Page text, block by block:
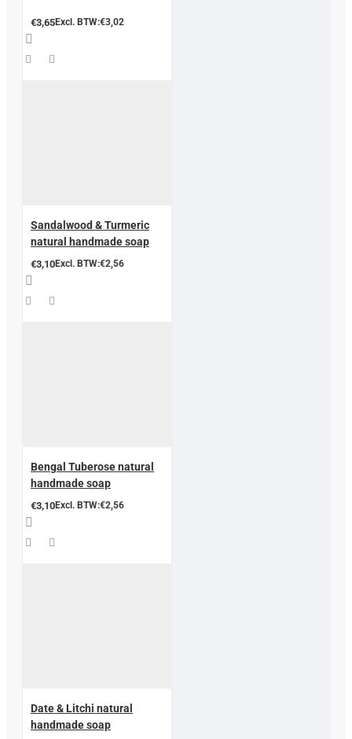
€3,65Excl. BTW:€3,02
Sandalwood & Turmeric
natural handmade soap
€3,10Excl. BTW:€2,56
Bengal Tuberose natural
handmade soap
€3,10Excl. BTW:€2,56
Date & Litchi natural
handmade soap